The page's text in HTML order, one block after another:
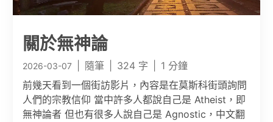
關於無神論
2026-03-07 隨筆 324 字
1 分鐘
前幾天看到一個街訪影片，內容是在莫斯科街頭詢問
人們的宗教信仰 當中許多人都說自己是 Atheist，即
無神論者 但也有很多人說自己是 Agnostic，中文翻